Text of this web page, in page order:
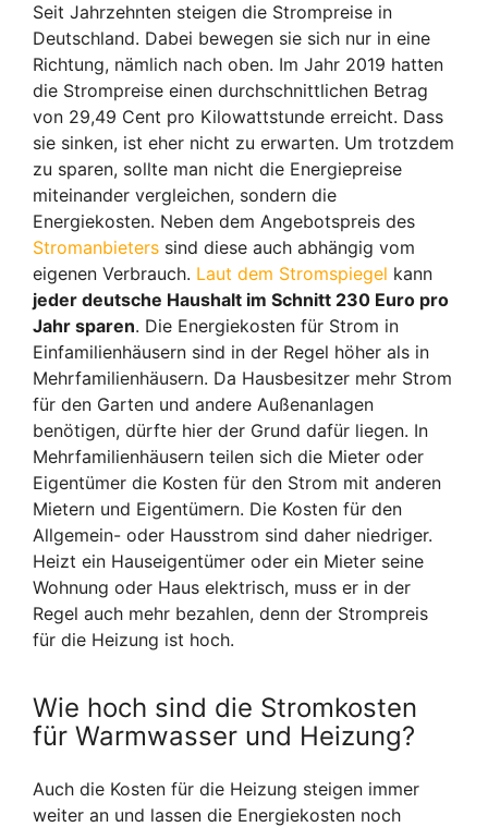
Seit Jahrzehnten steigen die Strompreise in
Deutschland. Dabei bewegen sie sich nur in eine
Richtung, nämlich nach oben. Im Jahr 2019 hatten
die Strompreise einen durchschnittlichen Betrag
von 29,49 Cent pro Kilowattstunde erreicht. Dass
sie sinken, ist eher nicht zu erwarten. Um trotzdem
zu sparen, sollte man nicht die Energiepreise
miteinander vergleichen, sondern die
Energiekosten. Neben dem Angebotspreis des
Stromanbieters sind diese auch abhängig vom
eigenen Verbrauch. Laut dem Stromspiegel kann
jeder deutsche Haushalt im Schnitt 230 Euro pro
Jahr sparen. Die Energiekosten für Strom in
Einfamilienhäusern sind in der Regel höher als in
Mehrfamilienhäusern. Da Hausbesitzer mehr Strom
für den Garten und andere Außenanlagen
benötigen, dürfte hier der Grund dafür liegen. In
Mehrfamilienhäusern teilen sich die Mieter oder
Eigentümer die Kosten für den Strom mit anderen
Mietern und Eigentümern. Die Kosten für den
Allgemein- oder Hausstrom sind daher niedriger.
Heizt ein Hauseigentümer oder ein Mieter seine
Wohnung oder Haus elektrisch, muss er in der
Regel auch mehr bezahlen, denn der Strompreis
für die Heizung ist hoch.
Wie hoch sind die Stromkosten
für Warmwasser und Heizung?
Auch die Kosten für die Heizung steigen immer
weiter an und lassen die Energiekosten noch